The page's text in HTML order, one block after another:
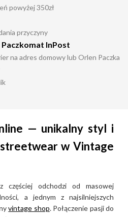
powyżej 350zł
przyczyny
InPost
na adres domowy lub Orlen Paczka
— unikalny styl i
w Vintage
częściej odchodzi od masowej
a jednym z najsilniejszych
vintage shop. Połączenie pasji do